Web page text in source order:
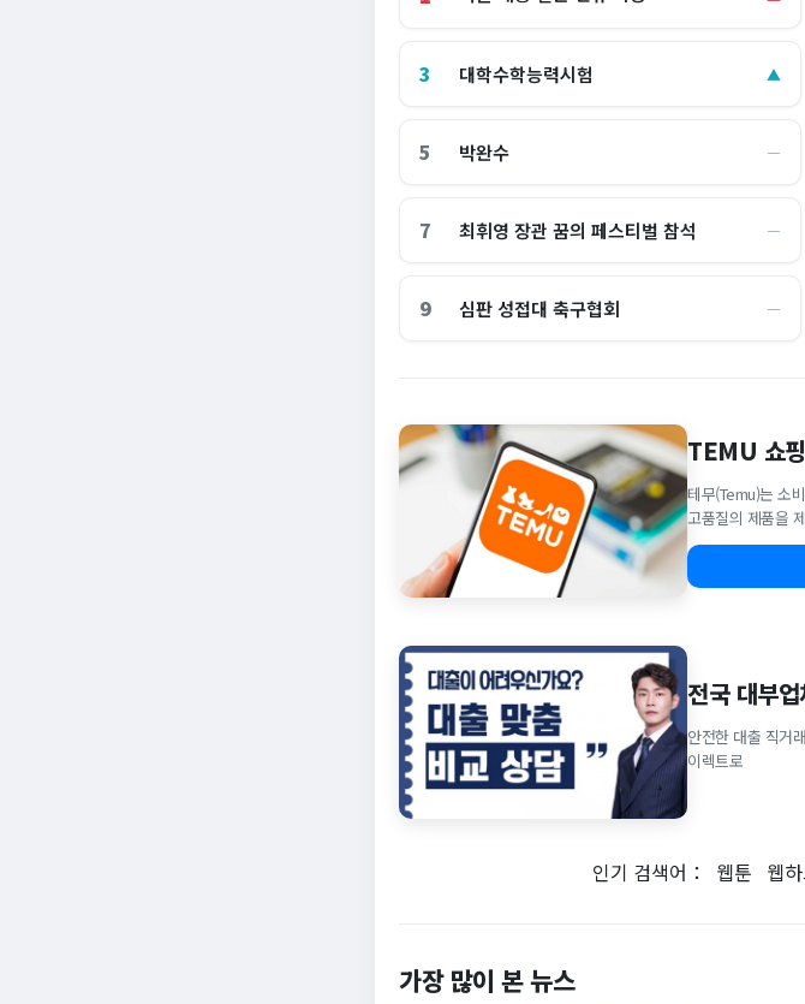
3 대학수학능력시험 ▲
5 박완수 ―
7 최휘영 장관 꿈의 페스티벌 참석 ―
9 심판 성접대 축구협회 ―
TEMU 쇼
테무(Temu)는 소
고품질의 제품을
전국 대부
안전한 대출 직거
이렉트로
인기 검색어： 웹툰 웹
가장 많이 본 뉴스